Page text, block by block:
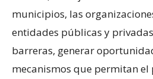
municipios, las
entidades públicas y
barreras, generar
mecanismos que permitan el